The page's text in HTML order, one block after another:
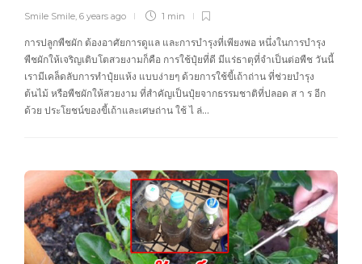
Smile Smile 6 years ago 1 min
การปลูกพืชผัก ต้องอาศัยการดูแล และการบำรุงที่เพียงพอ หนึ่งในการบำรุง
พืชผักให้เจริญเติบโตสวยงามก็คือ การใช้ปุ๋ยที่ดี มีแร่ธาตุที่จำเป็นต่อพืช วันนี้
เรามีเคล็ดลับการทำปุ๋ยแห้ง แบบง่ายๆ ด้วยการใช้ขี้เถ้าถ่าน ที่ช่วยบำรุง
ต้นไม้ หรือพืชผักให้สวยงาม ที่สำคัญเป็นปุ๋ยจากธรรมชาติที่ปลอด ส า ร อีก
ด้วย ประโยชน์ของขี้เถ้าและเศษถ่าน ใช้ ไ ล่…